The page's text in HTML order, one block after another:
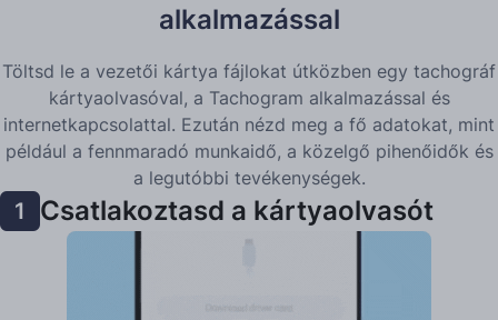
alkalmazással
Töltsd le a vezetői kártya fájlokat útközben egy tachográf
kártyaolvasóval, a Tachogram alkalmazással és
internetkapcsolattal. Ezután nézd meg a fő adatokat, mint
például a fennmaradó munkaidő, a közelgő pihenőidők és
a legutóbbi tevékenységek.
1 Csatlakoztasd a kártyaolvasót